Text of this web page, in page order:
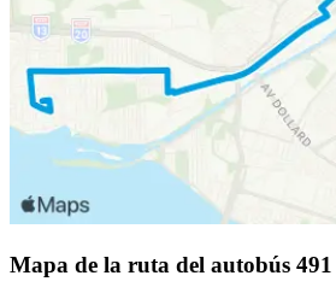
Mapa de la ruta del autobús